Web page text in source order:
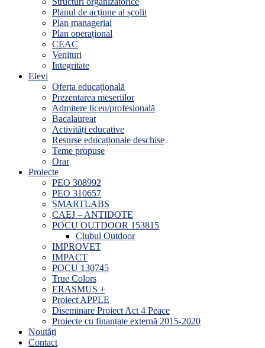
Planul de acțiune al școlii
Plan managerial
Plan operațional
CEAC
Venituri
Integritate
Elevi
Oferta educațională
Prezentarea meseriilor
Admitere liceu/profesională
Bacalaureat
Activități educative
Resurse educaționale deschise
Teme propuse
Orar
Proiecte
PEO 308992
PEO 310657
SMARTLABS
CAEJ – ANTIDOTE
POCU OUTDOOR 153815
Clubul Outdoor
IMPROVET
IMPACT
POCU 130745
True Colors
ERASMUS +
Proiect APPLE
Diseminare Proiect Act 4 Peace
Proiecte cu finanțate externă 2015-2020
Noutăți
Contact